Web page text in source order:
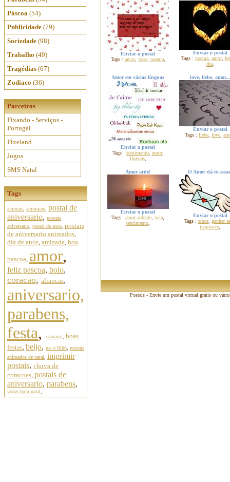
Páscoa (54)
Publicidade (79)
Sociedade (98)
Trabalho (49)
Tragédias (67)
Zodíaco (36)
Parceiros
Fixando - Serviços -
Portugal
Fixeland
Jogos
SMS Natal
Tags
animais animacao postal de
aniversario, postais
aniversario postal de anos postais
de aniversario animados,
dia de anos, amizade, boa
pascoa, amor,
feliz pascoa, bolo,
coracao, aliancas,
aniversario,
parabens,
festa, carnaval
boas
festas, beijo, pai e filho postais
animados de natal
imprimir
postais, chuva de
coracoes, postais de
aniversario, parabens,
votos bom natal
Enviar o postal
Tags : amor, frase, poema,
Enviar o postal
Tags : poema, amor,
dia,
Amor em várias línguas
Enviar o postal
Tags : sentimento, amor,
línguas,
love, liebe, amor...
Enviar o postal
Tags : liebe love
Amor arde!
Enviar o postal
Tags : amor ardente vela
sentimento
O Amor dá-te
Enviar o postal
Tags : amor, ganhar
inspira-te
Postais - Envie um postal virtual grátis ou